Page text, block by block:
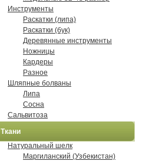
Инструменты
Раскатки (липа)
Раскатки (бук)
Деревянные инструменты
Ножницы
Кардеры
Разное
Шляпные болваны
Липа
Сосна
Сальвитоза
Ткани
Натуральный шелк
Маргиланский (Узбекистан)